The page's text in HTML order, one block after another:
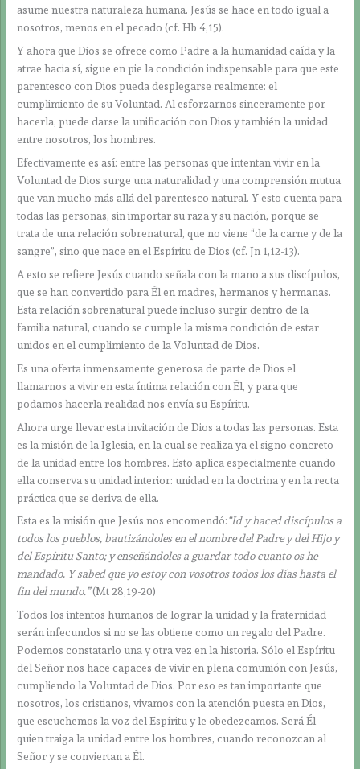
asume nuestra naturaleza humana. Jesús se hace en todo igual a
nosotros, menos en el pecado (cf. Hb 4,15).
Y ahora que Dios se ofrece como Padre a la humanidad caída y la
atrae hacia sí, sigue en pie la condición indispensable para que este
parentesco con Dios pueda desplegarse realmente: el
cumplimiento de su Voluntad. Al esforzarnos sinceramente por
hacerla, puede darse la unificación con Dios y también la unidad
entre nosotros, los hombres.
Efectivamente es así: entre las personas que intentan vivir en la
Voluntad de Dios surge una naturalidad y una comprensión mutua
que van mucho más allá del parentesco natural. Y esto cuenta para
todas las personas, sin importar su raza y su nación, porque se
trata de una relación sobrenatural, que no viene “de la carne y de la
sangre”, sino que nace en el Espíritu de Dios (cf. Jn 1,12-13).
A esto se refiere Jesús cuando señala con la mano a sus discípulos,
que se han convertido para Él en madres, hermanos y hermanas.
Esta relación sobrenatural puede incluso surgir dentro de la
familia natural, cuando se cumple la misma condición de estar
unidos en el cumplimiento de la Voluntad de Dios.
Es una oferta inmensamente generosa de parte de Dios el
llamarnos a vivir en esta íntima relación con Él, y para que
podamos hacerla realidad nos envía su Espíritu.
Ahora urge llevar esta invitación de Dios a todas las personas. Esta
es la misión de la Iglesia, en la cual se realiza ya el signo concreto
de la unidad entre los hombres. Esto aplica especialmente cuando
ella conserva su unidad interior: unidad en la doctrina y en la recta
práctica que se deriva de ella.
Esta es la misión que Jesús nos encomendó:“Id y haced discípulos a
todos los pueblos, bautizándoles en el nombre del Padre y del Hijo y
del Espíritu Santo; y enseñándoles a guardar todo cuanto os he
mandado. Y sabed que yo estoy con vosotros todos los días hasta el
fin del mundo.”(Mt 28,19-20)
Todos los intentos humanos de lograr la unidad y la fraternidad
serán infecundos si no se las obtiene como un regalo del Padre.
Podemos constatarlo una y otra vez en la historia. Sólo el Espíritu
del Señor nos hace capaces de vivir en plena comunión con Jesús,
cumpliendo la Voluntad de Dios. Por eso es tan importante que
nosotros, los cristianos, vivamos con la atención puesta en Dios,
que escuchemos la voz del Espíritu y le obedezcamos. Será Él
quien traiga la unidad entre los hombres, cuando reconozcan al
Señor y se conviertan a Él.